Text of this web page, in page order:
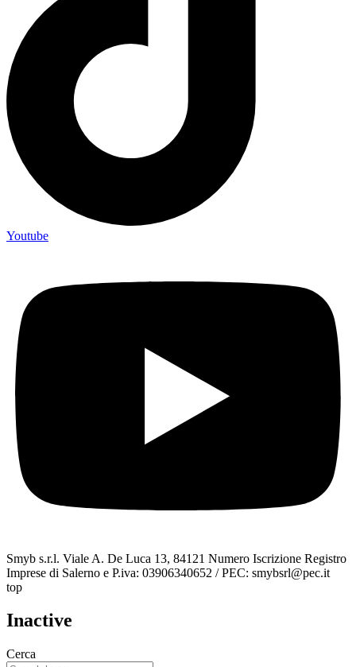
Youtube
Smyb s.r.l. Viale A. De Luca 13, 84121 Numero Iscrizione Registro
Imprese di Salerno e P.iva: 03906340652 / PEC: smybsrl@pec.it
top
Inactive
Cerca